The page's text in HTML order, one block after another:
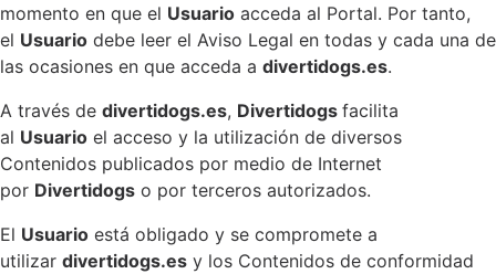
momento en que el Usuario acceda al Portal. Por tanto,
el Usuario debe leer el Aviso Legal en todas y cada una de
las ocasiones en que acceda a divertidogs.es.
A través de divertidogs.es, Divertidogs facilita
al Usuario el acceso y la utilización de diversos
Contenidos publicados por medio de Internet
por Divertidogs o por terceros autorizados.
El Usuario está obligado y se compromete a
utilizar divertidogs.es y los Contenidos de conformidad